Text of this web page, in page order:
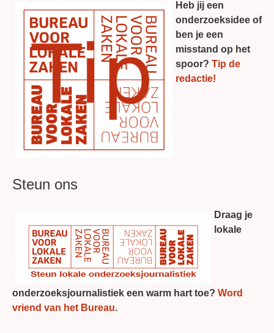
Heb jij een
onderzoeksidee of
ben je een
misstand op het
spoor? Tip de
redactie!
Steun ons
Draag je
lokale
onderzoeksjournalistiek een warm hart toe? Word
vriend van het Bureau.